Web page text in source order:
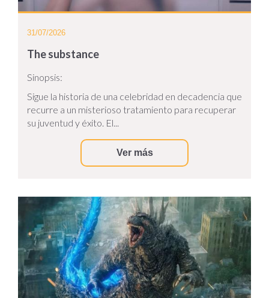
31/07/2026
The substance
Sinopsis:
Sigue la historia de una celebridad en decadencia que
recurre a un misterioso tratamiento para recuperar
su juventud y éxito. El...
Ver más